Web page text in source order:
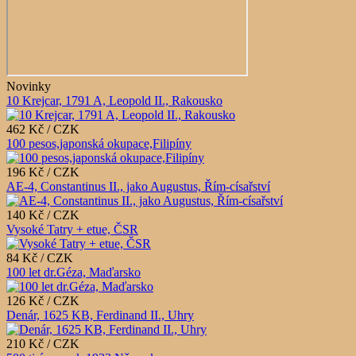
Novinky
10 Krejcar, 1791 A, Leopold II., Rakousko
462 Kč / CZK
100 pesos,japonská okupace,Filipíny
196 Kč / CZK
AE-4, Constantinus II., jako Augustus, Řím-císařství
140 Kč / CZK
Vysoké Tatry + etue, ČSR
84 Kč / CZK
100 let dr.Géza, Maďarsko
126 Kč / CZK
Denár, 1625 KB, Ferdinand II., Uhry
210 Kč / CZK